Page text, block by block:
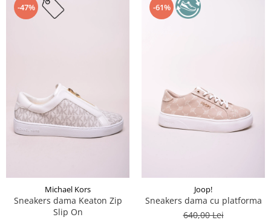
-47%
Michael Kors
Sneakers dama Keaton Zip
Slip On
-61%
Joop!
Sneakers dama cu platforma
640,00 Lei